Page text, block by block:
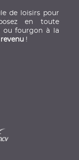
de loisirs pour
en toute
ou fourgon à la
!